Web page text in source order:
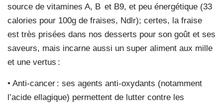
source de vitamines A, B et B9, et peu énergétique (33
calories pour 100g de fraises, Ndlr); certes, la fraise
est très prisées dans nos desserts pour son goût et ses
saveurs, mais incarne aussi un super aliment aux mille
et une vertus :
• Anti-cancer : ses agents anti-oxydants (notamment
l’acide ellagique) permettent de lutter contre les